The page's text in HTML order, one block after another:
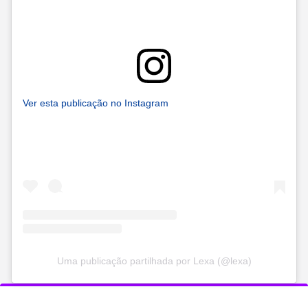
Ver esta publicação no Instagram
Uma publicação partilhada por Lexa (@lexa)